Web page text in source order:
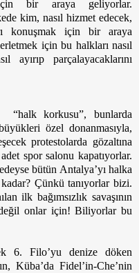
için bir araya geliyorlar.
kim, nasıl hizmet edecek,
konuşmak için bir araya
için bu halkları nasıl
ayırıp parçalayacaklarını
“halk korkusu”, bunlarda
özel donanmasıyla,
protestolarda gözaltına
spor salonu kapatıyorlar.
bütün Antalya’yı halka
Çünkü tanıyorlar bizi.
ilk bağımsızlık savaşının
onlar için! Biliyorlar bu
6. Filo’yu denize döken
Küba’da Fidel’in-Che’nin